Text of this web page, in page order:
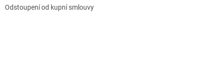
Odstoupení od kupní smlouvy